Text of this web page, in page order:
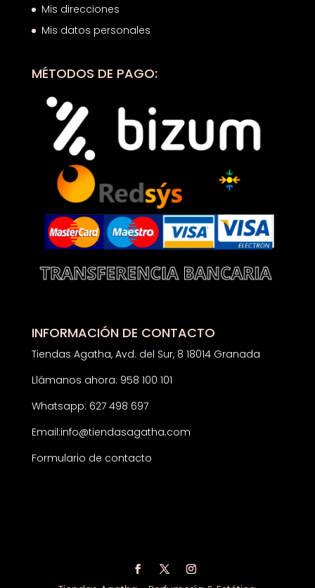
Mis direcciones
Mis datos personales
MÉTODOS DE PAGO:
INFORMACIÓN DE CONTACTO
Tiendas Agatha, Avd. del Sur, 8 18014 Granada
Llámanos ahora: 958 100 101
Whatsapp: 627 498 697
Email:info@tiendasagatha.com
Formulario de contacto